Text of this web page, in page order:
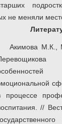
не меняли
Акимова М.К.,
процессе
//